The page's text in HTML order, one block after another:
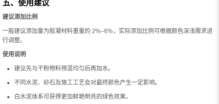
五、使用建议
建议添加比例
一般建议添加量为胶凝材料重量的 2%–6%，实际添加比例可根据颜色深浅需求进
行调整。
使用说明
建议先与干粉物料预混均匀后再加水。
不同水泥、砂石及施工工艺会对最终颜色产生一定影响。
白水泥体系可获得更加鲜艳明亮的绿色效果。